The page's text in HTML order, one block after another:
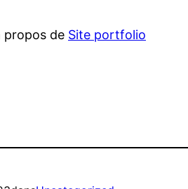
propos de Site portfolio